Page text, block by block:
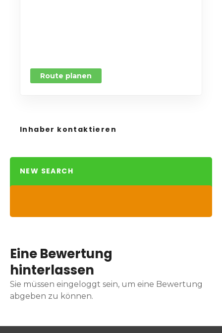
Route planen
Inhaber kontaktieren
NEW SEARCH
Eine Bewertung
hinterlassen
Sie müssen eingeloggt sein, um eine Bewertung
abgeben zu können.